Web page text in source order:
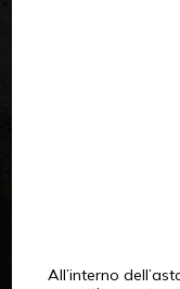
All’interno